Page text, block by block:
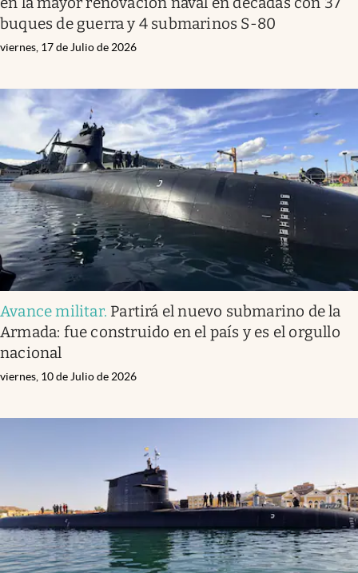
buques de guerra y 4 submarinos S-80
viernes, 17 de Julio de 2026
Avance militar. Partirá el nuevo submarino de la
Armada: fue construido en el país y es el orgullo
nacional
viernes, 10 de Julio de 2026